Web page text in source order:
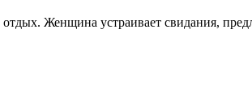
Женщина устраивает свидания,